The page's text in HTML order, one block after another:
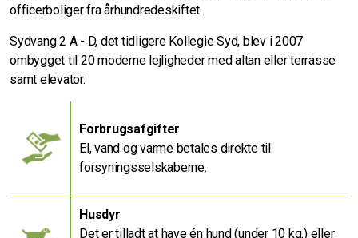
officerboliger fra århundredeskiftet.
Sydvang 2 A - D, det tidligere Kollegie Syd, blev i 2007
ombygget til 20 moderne lejligheder med altan eller terrasse
samt elevator.
Forbrugsafgifter
El, vand og varme betales direkte til
forsyningsselskaberne.
Husdyr
Det er tilladt at have én hund (under 10 kg.) eller